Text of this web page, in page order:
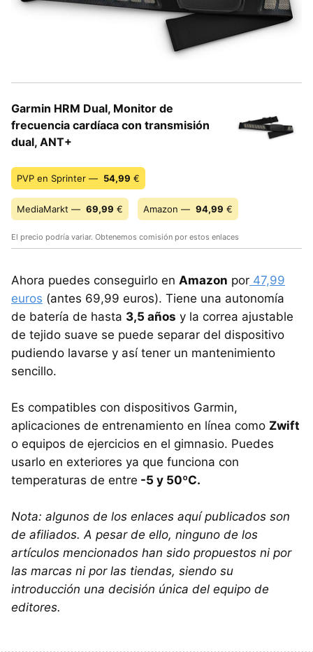
Garmin HRM Dual, Monitor de
frecuencia cardíaca con transmisión
dual, ANT+
PVP en Sprinter — 54,99 €
MediaMarkt — 69,99 € Amazon — 94,99 €
El precio podría variar. Obtenemos comisión por estos enlaces
Ahora puedes conseguirlo en Amazon por 47,99
euros (antes 69,99 euros). Tiene una autonomía
de batería de hasta 3,5 años y la correa ajustable
de tejido suave se puede separar del dispositivo
pudiendo lavarse y así tener un mantenimiento
sencillo.
Es compatibles con dispositivos Garmin,
aplicaciones de entrenamiento en línea como Zwift
o equipos de ejercicios en el gimnasio. Puedes
usarlo en exteriores ya que funciona con
temperaturas de entre -5 y 50ºC.
Nota: algunos de los enlaces aquí publicados son
de afiliados. A pesar de ello, ninguno de los
artículos mencionados han sido propuestos ni por
las marcas ni por las tiendas, siendo su
introducción una decisión única del equipo de
editores.